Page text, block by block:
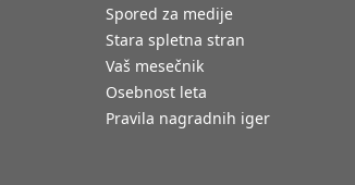
Spored za medije
Stara spletna stran
Vaš mesečnik
Osebnost leta
Pravila nagradnih iger